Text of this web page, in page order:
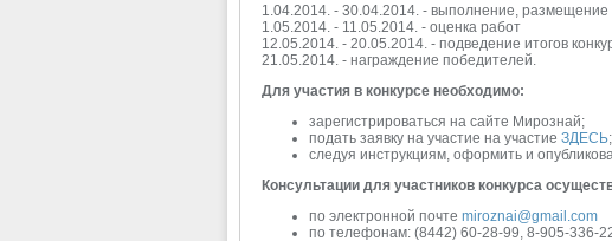
1.04.2014. - 30.04.2014. - выполнение, размещение
1.05.2014. - 11.05.2014. - оценка работ
12.05.2014. - 20.05.2014. - подведение итогов
21.05.2014. - награждение победителей.
Для участия в конкурсе необходимо:
зарегистрироваться на сайте Мирознай;
подать заявку на участие на участие ЗДЕСЬ;
следуя инструкциям, оформить и
Консультации для участников конкурса
по электронной почте miroznai@gmail.com
по телефонам: (8442) 60-28-99, 8-905-336-